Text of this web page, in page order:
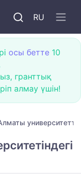
RU
осы бетте 10
гранттық
алмау үшін!